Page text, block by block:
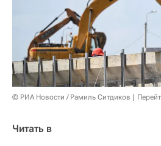
© РИА Новости / Рамиль Ситдиков
Читать в